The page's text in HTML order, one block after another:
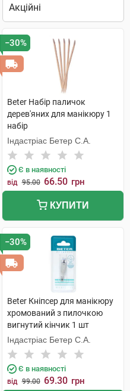
−30%
Beter Набір паличок
дерев'яних для манікюру 1
набір
Індастріас Бетер С.А.
Є в наявності
від 95.00 66.50 грн
КУПИТИ
−30%
Beter Кніпсер для манікюру
хромований з пилочкою
вигнутий кінчик 1 шт
Індастріас Бетер С.А.
Є в наявності
від 99.00 69.30 грн